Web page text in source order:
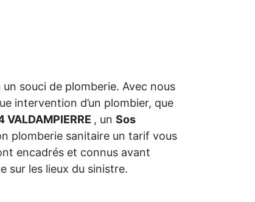
souci de plomberie. Avec nous
intervention d’un plombier, que
, un Sos
plomberie sanitaire un tarif vous
encadrés et connus avant
sur les lieux du sinistre.